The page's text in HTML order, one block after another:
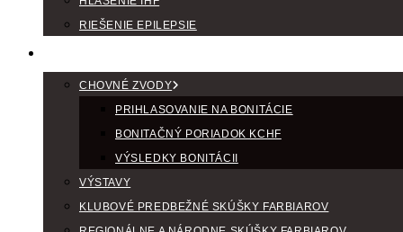
RIEŠENIE EPILEPSIE
CHOVNÉ ZVODY
PRIHLASOVANIE NA BONITÁCIE
BONITAČNÝ PORIADOK KCHF
VÝSLEDKY BONITÁCII
VÝSTAVY
KLUBOVÉ PREDBEŽNÉ SKÚŠKY FARBIAROV